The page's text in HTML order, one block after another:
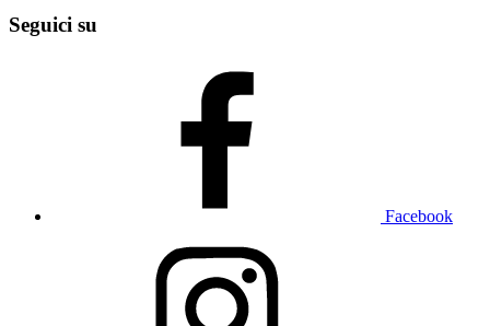
Seguici su
Facebook